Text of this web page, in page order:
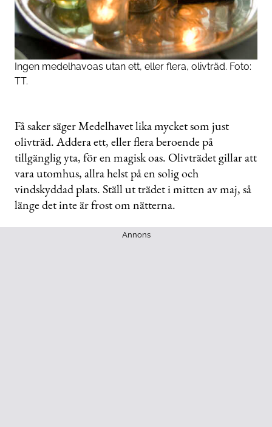
Ingen medelhavoas utan ett, eller flera, olivträd. Foto:
TT.
Få saker säger Medelhavet lika mycket som just
olivträd. Addera ett, eller flera beroende på
tillgänglig yta, för en magisk oas. Olivträdet gillar att
vara utomhus, allra helst på en solig och
vindskyddad plats. Ställ ut trädet i mitten av maj, så
länge det inte är frost om nätterna.
Annons